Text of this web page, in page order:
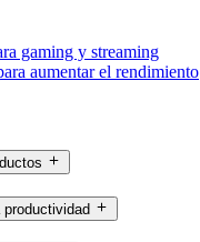
gaming y streaming
aumentar el rendimiento
productividad